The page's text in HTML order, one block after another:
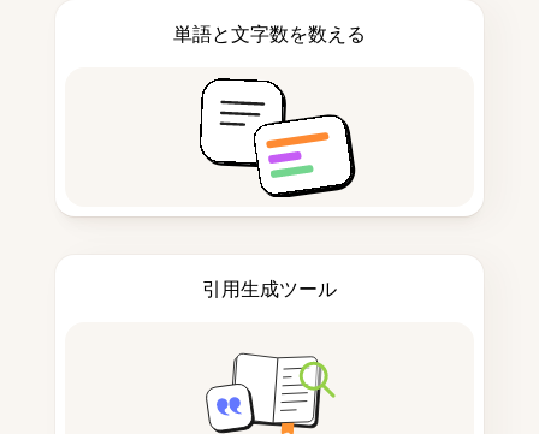
単語と文字数を数える
引用生成ツール